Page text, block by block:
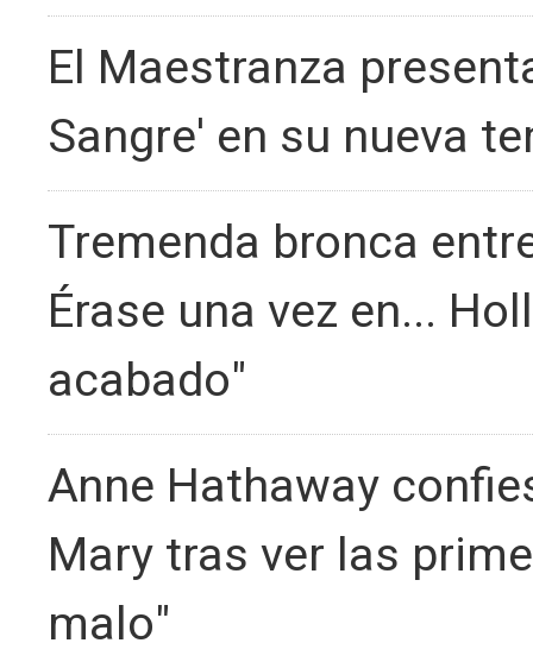
El Maestranza
Sangre' en su nueva
Tremenda bronca
Érase una vez en...
acabado"
Anne Hathaway
Mary tras ver las
malo"